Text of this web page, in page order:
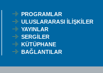
PROGRAMLAR
ULUSLARARASI İLİŞKİLER
YAYINLAR
SERGİLER
KÜTÜPHANE
BAĞLANTILAR